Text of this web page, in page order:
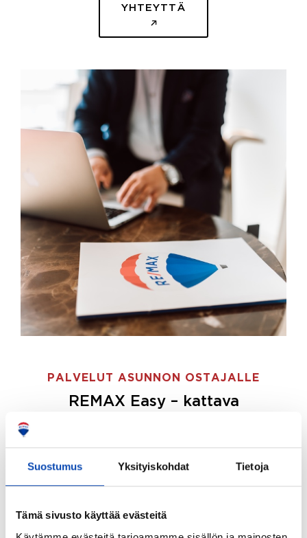
Suostumus Yksityiskohdat Tietoja
Tämä sivusto käyttää evästeitä
YHTEYTTÄ
PALVELUT ASUNNON OSTAJALLE
REMAX Easy – kattava
ostajille.
Tee ostotoimeksianto ja etsimme juuri